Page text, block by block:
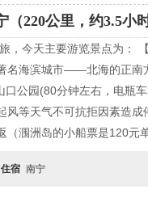
220公里，约3.5小
，今天主要游览景点为：
名海滨城市——北海的正南
公园(80分钟左右，电瓶
风等天气不可抗拒因素造
涠洲岛的小船票是120元
住宿 南宁